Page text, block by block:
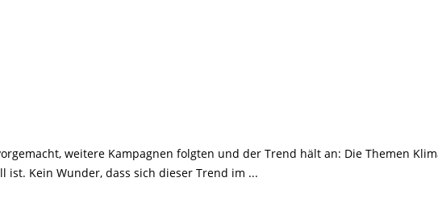
weitere Kampagnen folgten und der Trend hält an: Die Themen
ist. Kein Wunder, dass sich dieser Trend im